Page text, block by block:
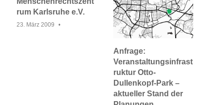
rum Karlsruhe e.V.
23. März 2009
Anfrage:
Veranstaltungsinfrast
ruktur Otto-
Dullenkopf-Park –
aktueller Stand der